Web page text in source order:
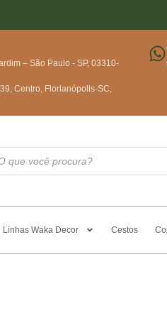
– São Paulo - SP, 03310-
Centro, Florianópolis-SC,
Linhas Waka Decor Cestos